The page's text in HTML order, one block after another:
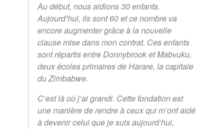
Au début, nous aidions 30 enfants.
Aujourd’hui, ils sont 60 et ce nombre va
encore augmenter grâce à la nouvelle
clause mise dans mon contrat. Ces enfants
sont répartis entre Donnybrook et Mabvuku,
deux écoles primaires de Harare, la capitale
du Zimbabwe.
C’est là où j’ai grandi. Cette fondation est
une manière de rendre à ceux qui m’ont aidé
à devenir celui que je suis aujourd’hui,